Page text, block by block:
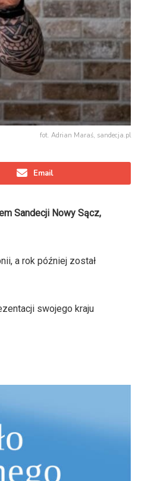
fot. Adrian Maraś, sandecja.pl
Email
Sandecji Nowy Sącz,
a rok później został
swojego kraju